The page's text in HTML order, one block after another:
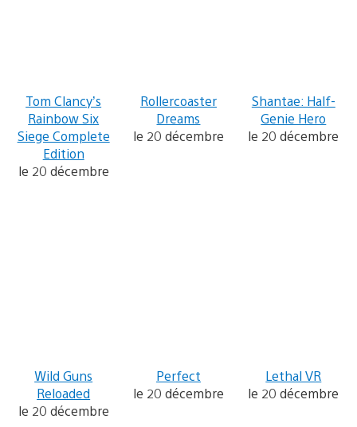
Tom Clancy’s
Rainbow Six
Siege Complete
Edition
le 20 décembre
Rollercoaster
Dreams
le 20 décembre
Shantae: Half-
Genie Hero
le 20 décembre
Wild Guns
Reloaded
le 20 décembre
Perfect
le 20 décembre
Lethal VR
le 20 décembre